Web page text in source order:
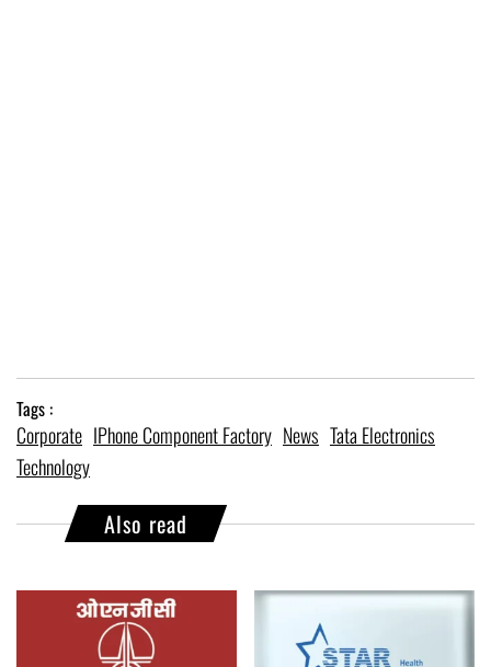
Tags :
Corporate IPhone Component Factory News Tata Electronics
Technology
Also read